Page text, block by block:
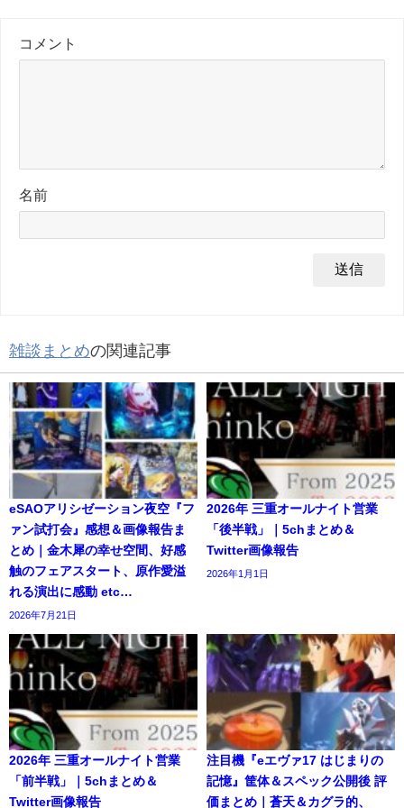
コメント
名前
雑談まとめの関連記事
eSAOアリシゼーション夜空『フ
ァン試打会』感想＆画像報告ま
とめ｜金木犀の幸せ空間、好感
触のフェアスタート、原作愛溢
れる演出に感動 etc…
2026年7月21日
2026年 三重オールナイト営業
「後半戦」｜5chまとめ＆
Twitter画像報告
2026年1月1日
2026年 三重オールナイト営業
「前半戦」｜5chまとめ＆
Twitter画像報告
注目機『eエヴァ17 はじまりの
記憶』筐体＆スペック公開後 評
価まとめ｜蒼天＆カグラ的、